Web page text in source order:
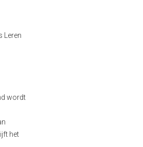
Leren
wordt
het